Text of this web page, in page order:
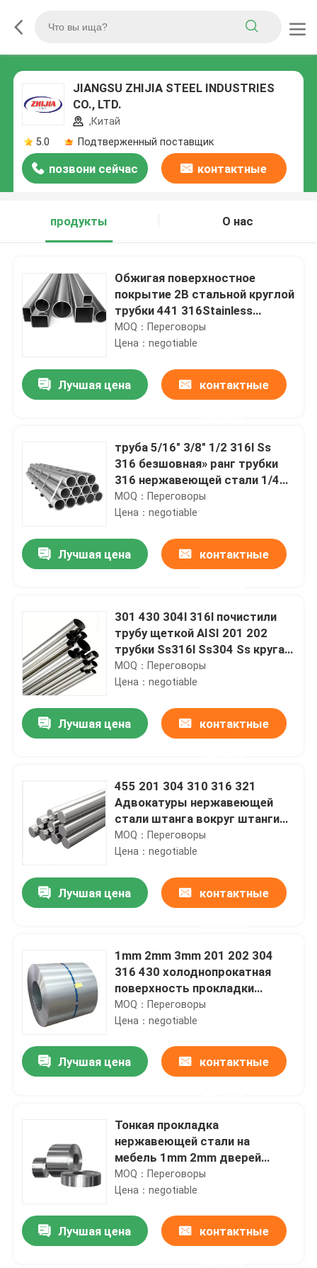
JIANGSU ZHIJIA STEEL INDUSTRIES
CO., LTD.
,Китай
5.0
Подтверженный поставщик
позвони сейчас контактные
продукты
О нас
Обжигая поверхностное
покрытие 2B стальной круглой
трубки 441 316Stainless
безшовное
MOQ：Переговоры
Цена：negotiable
Лучшая цена контактные
труба 5/16" 3/8" 1/2 316l Ss
316 безшовная» ранг трубки
316 нержавеющей стали 1/4
дюймов
MOQ：Переговоры
Цена：negotiable
Лучшая цена контактные
301 430 304l 316l почистили
трубу щеткой AISI 201 202
трубки Ss316l Ss304 Ss круга
нержавеющей стали
санитарную
MOQ：Переговоры
Цена：negotiable
Лучшая цена контактные
455 201 304 310 316 321
Адвокатуры нержавеющей
стали штанга вокруг штанги
440c 2mm 4mm 6mm 10mm ss
MOQ：Переговоры
Цена：negotiable
Лучшая цена контактные
1mm 2mm 3mm 201 202 304
316 430 холоднопрокатная
поверхность прокладки
металла 2B катушки
нержавеющей стали
MOQ：Переговоры
Цена：negotiable
Лучшая цена контактные
Тонкая прокладка
нержавеющей стали на
мебель 1mm 2mm дверей
весен 201 304 304L 316 410
430
MOQ：Переговоры
Цена：negotiable
Лучшая цена контактные